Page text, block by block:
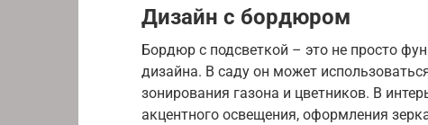
Дизайн с бордюром
Бордюр с подсветкой – это не просто
дизайна. В саду он может
зонирования газона и цветников. В
акцентного освещения, оформления